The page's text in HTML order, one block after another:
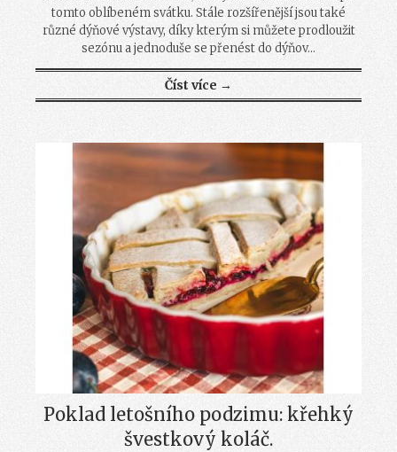
tomto oblíbeném svátku. Stále rozšířenější jsou také
různé dýňové výstavy, díky kterým si můžete prodloužit
sezónu a jednoduše se přenést do dýňov...
Číst více →
Poklad letošního podzimu: křehký
švestkový koláč.